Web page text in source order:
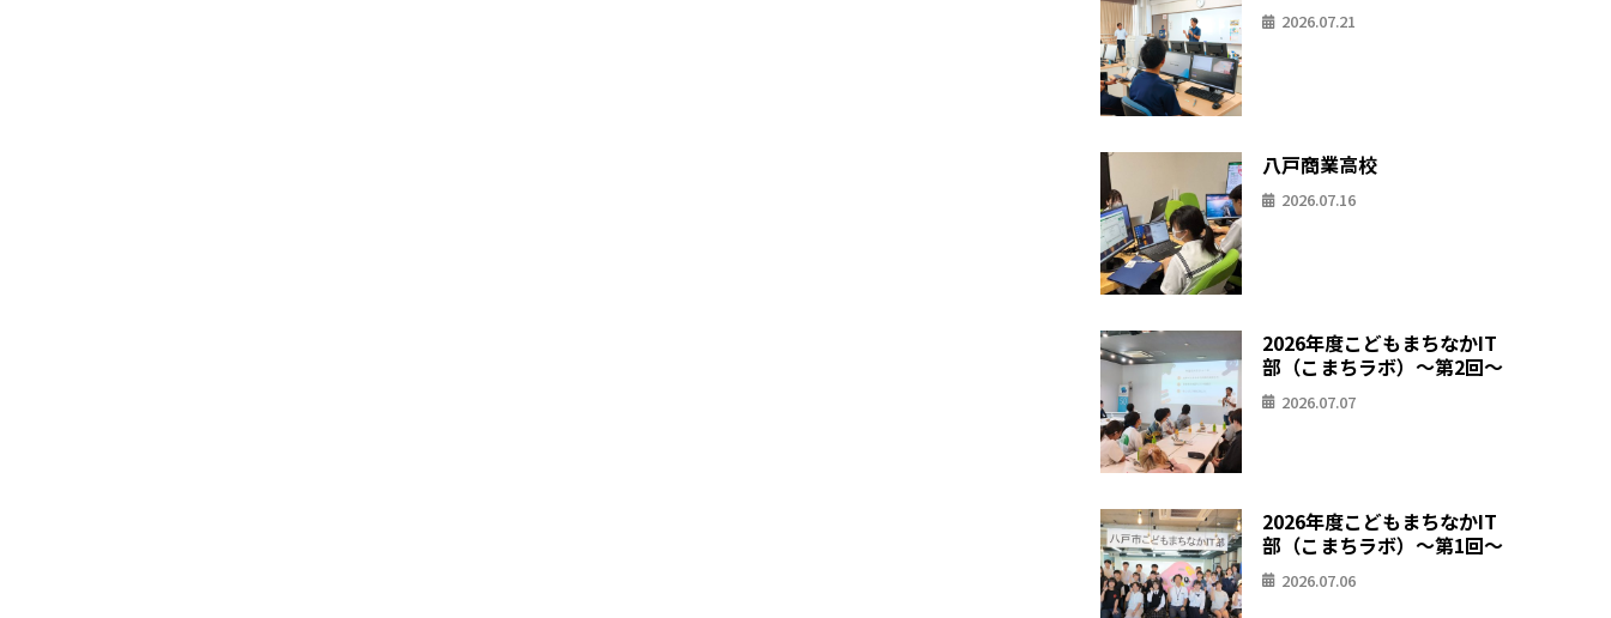
2026.07.21
八戸商業高校
2026.07.16
2026年度こどもまちなかIT
部（こまちラボ）〜第2回〜
2026.07.07
2026年度こどもまちなかIT
部（こまちラボ）〜第1回〜
2026.07.06